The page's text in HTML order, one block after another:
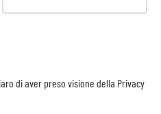
di aver preso visione della Privacy